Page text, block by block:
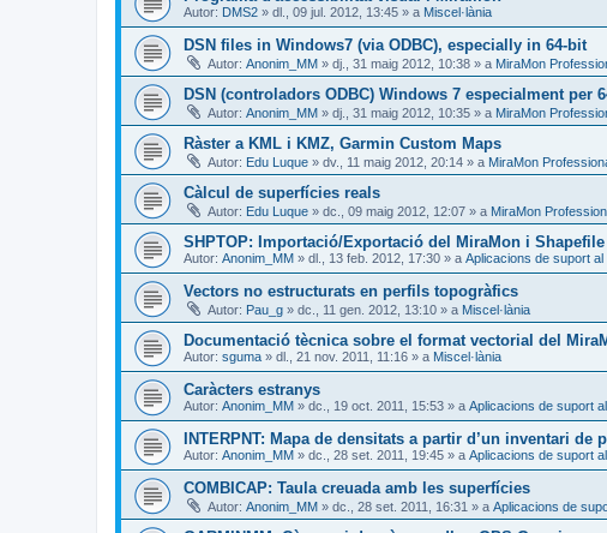
Autor: DMS2 » dl., 09 jul. 2012, 13:45 » a Miscel·lània
DSN files in Windows7 (via ODBC), especially in 64-bit
Autor: Anonim_MM » dj., 31 maig 2012, 10:38 » a MiraMon
DSN (controladors ODBC) Windows 7 especialment per
Autor: Anonim_MM » dj., 31 maig 2012, 10:35 » a MiraMon
Ràster a KML i KMZ, Garmin Custom Maps
Autor: Edu Luque » dv., 11 maig 2012, 20:14 » a MiraMon
Càlcul de superfícies reals
Autor: Edu Luque » dc., 09 maig 2012, 12:07 » a MiraMon
SHPTOP: Importació/Exportació del MiraMon i Shapefile
Autor: Anonim_MM » dl., 13 feb. 2012, 17:30 » a Aplicacions de suport al
Vectors no estructurats en perfils topogràfics
Autor: Pau_g » dc., 11 gen. 2012, 13:10 » a Miscel·lània
Documentació tècnica sobre el format vectorial del
Autor: sguma » dl., 21 nov. 2011, 11:16 » a Miscel·lània
Caràcters estranys
Autor: Anonim_MM » dc., 19 oct. 2011, 15:53 » a Aplicacions de suport
INTERPNT: Mapa de densitats a partir d’un inventari de
Autor: Anonim_MM » dc., 28 set. 2011, 19:45 » a Aplicacions de suport
COMBICAP: Taula creuada amb les superfícies
Autor: Anonim_MM » dc., 28 set. 2011, 16:31 » a Aplicacions de